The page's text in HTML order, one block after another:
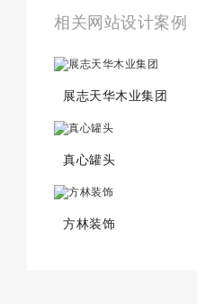
相关网站设计案例
展志天华木业集团
真心罐头
方林装饰